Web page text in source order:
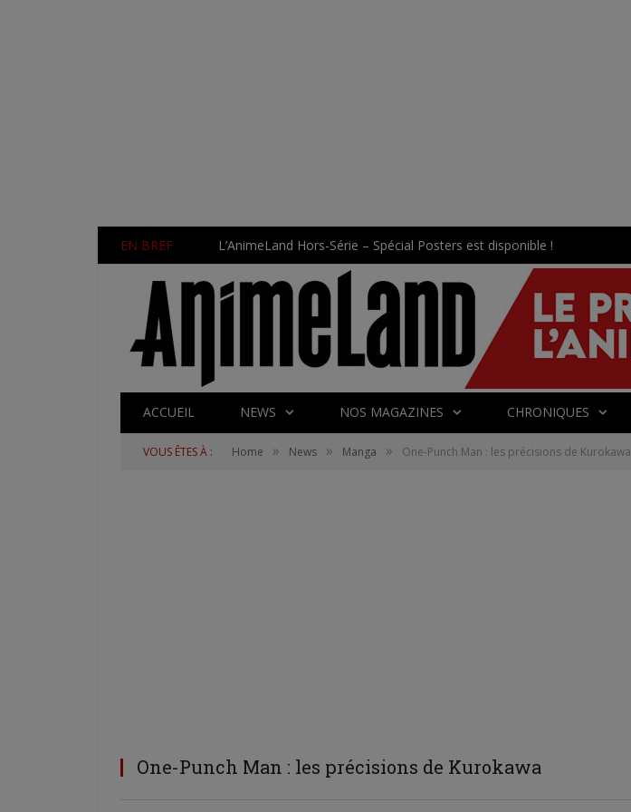
EN BREF L’AnimeLand Hors-Série – Spécial Posters est disponible !
ACCUEIL NEWS NOS MAGAZINES CHRONIQUES
VOUS ÊTES À : Home » News » Manga » One-Punch Man : les précisions de Kurokawa
One-Punch Man : les précisions de Kurokawa